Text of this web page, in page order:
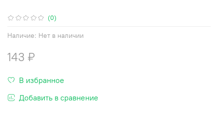
(0)
Наличие: Нет в наличии
143 ₽
В избранное
Добавить в сравнение